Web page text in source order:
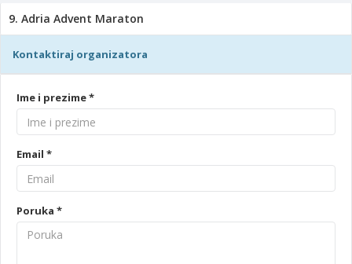
9. Adria Advent Maraton
Kontaktiraj organizatora
Ime i prezime *
Email *
Poruka *